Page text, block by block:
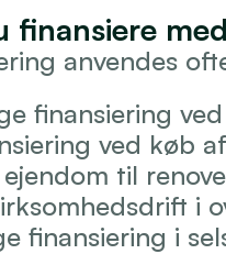
finansiere
anvendes
finansiering
ved køb
til
i
finansiering i